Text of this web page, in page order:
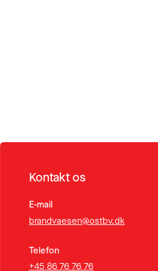
Kontakt os
E-mail
brandvaesen@ostbv.dk
Telefon
+45 86 76 76 76